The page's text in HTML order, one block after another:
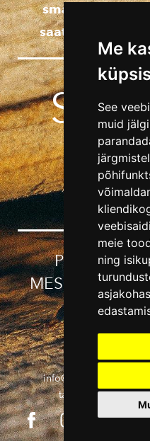
Me
See
muid
meie
ning
smartposti
saatmine tasuta
POOD
info@sangastemesi.ee
tagastustingimused